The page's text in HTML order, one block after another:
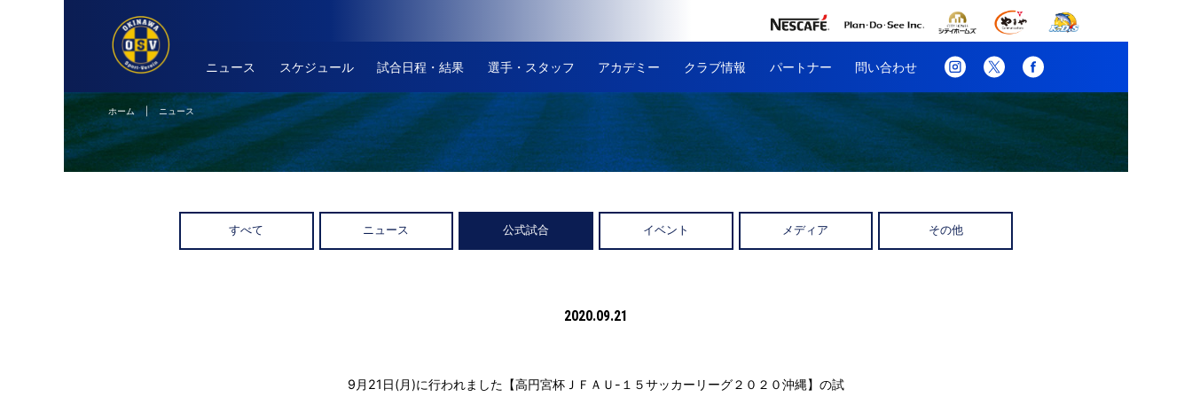
ニュース スケジュール 試合日程・結果 選手・スタッフ アカデミー クラブ情報 パートナー 問い合わせ
ホーム| ニュース
すべて ニュース 公式試合 イベント メディア その他
2020.09.21
9月21日(月)に行われました【高円宮杯ＪＦＡＵ-１５サッカーリーグ２０２０沖縄】の試